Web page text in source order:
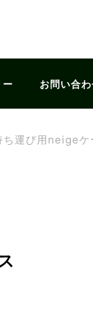
ー お問い合
ち運び用neigeケ